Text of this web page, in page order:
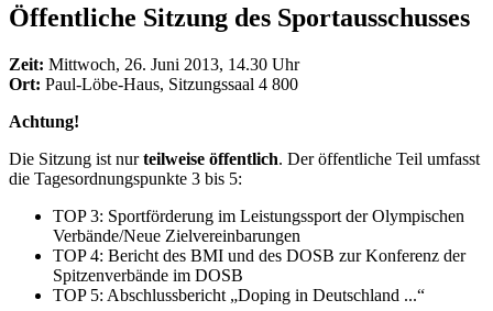
Öffentliche Sitzung des Sportausschusses
Zeit: Mittwoch, 26. Juni 2013, 14.30 Uhr
Ort: Paul-Löbe-Haus, Sitzungssaal 4 800
Achtung!
Die Sitzung ist nurteilweise öffentlich. Der öffentliche Teil umfasst
die Tagesordnungspunkte 3 bis 5:
TOP 3: Sportförderung im Leistungssport der Olympischen
Verbände/Neue Zielvereinbarungen
TOP 4: Bericht des BMI und des DOSB zur Konferenz der
Spitzenverbände im DOSB
TOP 5: Abschlussbericht „Doping in Deutschland ...“